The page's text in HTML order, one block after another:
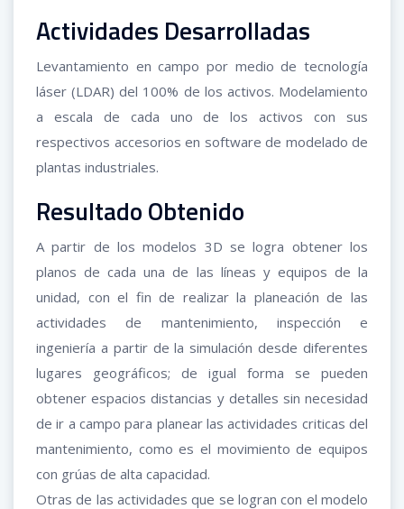
Actividades Desarrolladas
Levantamiento en campo por medio de tecnología
láser (LDAR) del 100% de los activos. Modelamiento
a escala de cada uno de los activos con sus
respectivos accesorios en software de modelado de
plantas industriales.
Resultado Obtenido
A partir de los modelos 3D se logra obtener los
planos de cada una de las líneas y equipos de la
unidad, con el fin de realizar la planeación de las
actividades de mantenimiento, inspección e
ingeniería a partir de la simulación desde diferentes
lugares geográficos; de igual forma se pueden
obtener espacios distancias y detalles sin necesidad
de ir a campo para planear las actividades criticas del
mantenimiento, como es el movimiento de equipos
con grúas de alta capacidad.
Otras de las actividades que se logran con el modelo